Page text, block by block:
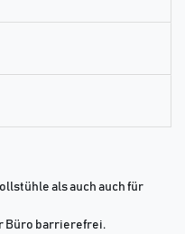
als auch auch für
Büro barrierefrei.